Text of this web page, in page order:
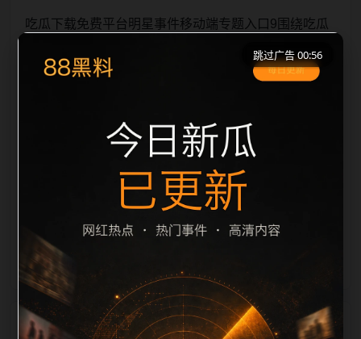
吃瓜下载免费平台明星事件移动端专题入口9围绕吃瓜
惯整理标题、描述、图片和站内推荐。用户进入页面
览。本页强调内容归集和主题一致性，避免无关关键词
堆砌，也避免多个站点同步发布完全相同的标题。图片
说明、文件名、alt 和 title 均围绕主关键词、栏目词和
文章标题生成，便于搜索引擎理解页面主题。后续采集
时将继续执行远程图片本地化、坏图默认图兜底、标题
重复过滤和 descripti
栏目内容归集
跳过广告 00:56